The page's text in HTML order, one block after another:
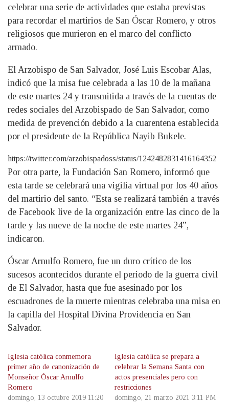
celebrar una serie de actividades que estaba previstas
para recordar el martirios de San Óscar Romero, y otros
religiosos que murieron en el marco del conflicto
armado.
El Arzobispo de San Salvador, José Luis Escobar Alas,
indicó que la misa fue celebrada a las 10 de la mañana
de este martes 24 y transmitida a través de la cuentas de
redes sociales del Arzobispado de San Salvador, como
medida de prevención debido a la cuarentena establecida
por el presidente de la República Nayib Bukele.
https://twitter.com/arzobispadoss/status/1242482831416164352
Por otra parte, la Fundación San Romero, informó que
esta tarde se celebrará una vigilia virtual por los 40 años
del martirio del santo. “Esta se realizará también a través
de Facebook live de la organización entre las cinco de la
tarde y las nueve de la noche de este martes 24”,
indicaron.
Óscar Arnulfo Romero, fue un duro crítico de los
sucesos acontecidos durante el periodo de la guerra civil
de El Salvador, hasta que fue asesinado por los
escuadrones de la muerte mientras celebraba una misa en
la capilla del Hospital Divina Providencia en San
Salvador.
Iglesia católica conmemora
primer año de canonización de
Monseñor Óscar Arnulfo
Romero
domingo, 13 octubre 2019 11:20
Iglesia católica se prepara a
celebrar la Semana Santa con
actos presenciales pero con
restricciones
domingo, 21 marzo 2021 3:11 PM